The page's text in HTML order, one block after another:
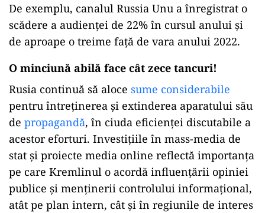
De exemplu, canalul Russia Unu a înregistrat o
scădere a audienței de 22% în cursul anului și
de aproape o treime față de vara anului 2022.
O minciună abilă face cât zece tancuri!
Rusia continuă să aloce sume considerabile
pentru întreținerea și extinderea aparatului său
de propagandă, în ciuda eficienței discutabile a
acestor eforturi. Investițiile în mass-media de
stat și proiecte media online reflectă importanța
pe care Kremlinul o acordă influențării opiniei
publice și menținerii controlului informațional,
atât pe plan intern, cât și în regiunile de interes